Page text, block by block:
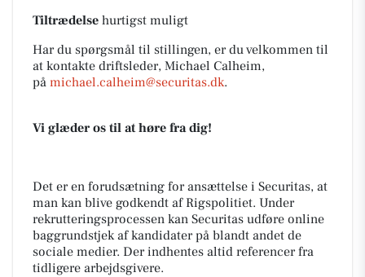
Tiltrædelse hurtigst muligt
Har du spørgsmål til stillingen, er du velkommen til
at kontakte driftsleder, Michael Calheim,
på michael.calheim@securitas.dk.
Vi glæder os til at høre fra dig!
Det er en forudsætning for ansættelse i Securitas, at
man kan blive godkendt af Rigspolitiet. Under
rekrutteringsprocessen kan Securitas udføre online
baggrundstjek af kandidater på blandt andet de
sociale medier. Der indhentes altid referencer fra
tidligere arbejdsgivere.